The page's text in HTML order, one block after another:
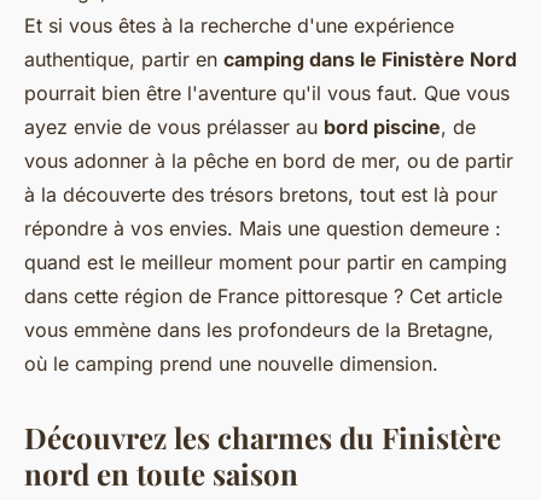
Et si vous êtes à la recherche d'une expérience
authentique, partir en camping dans le Finistère Nord
pourrait bien être l'aventure qu'il vous faut. Que vous
ayez envie de vous prélasser au bord piscine, de
vous adonner à la pêche en bord de mer, ou de partir
à la découverte des trésors bretons, tout est là pour
répondre à vos envies. Mais une question demeure :
quand est le meilleur moment pour partir en camping
dans cette région de France pittoresque ? Cet article
vous emmène dans les profondeurs de la Bretagne,
où le camping prend une nouvelle dimension.
Découvrez les charmes du Finistère
nord en toute saison